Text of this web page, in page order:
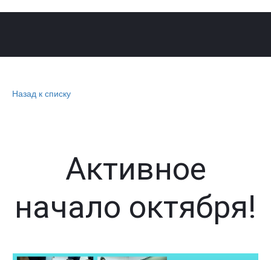
Назад к списку
Активное
начало октября!